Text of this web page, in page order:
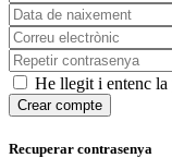
He llegit i entenc
Crear compte
Recuperar contrasenya